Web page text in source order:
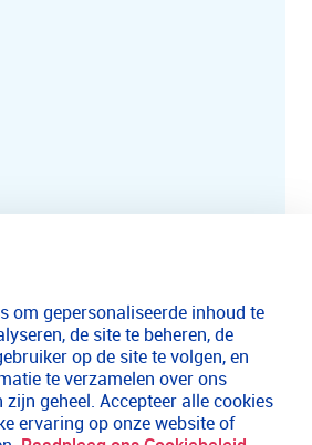
om gepersonaliseerde inhoud te
de site te beheren, de
op de site te volgen, en
te verzamelen over ons
geheel. Accepteer alle cookies
ervaring op onze website of